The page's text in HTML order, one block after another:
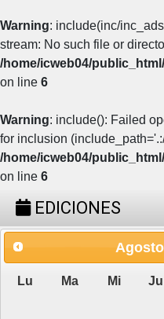
Warning: include(inc/
stream: No such file or
/home/icweb04/
on line 6
Warning: include(): Failed
for inclusion
/home/icweb04/
on line 6
EDICIONES
Agosto
Lu Ma Mi Ju